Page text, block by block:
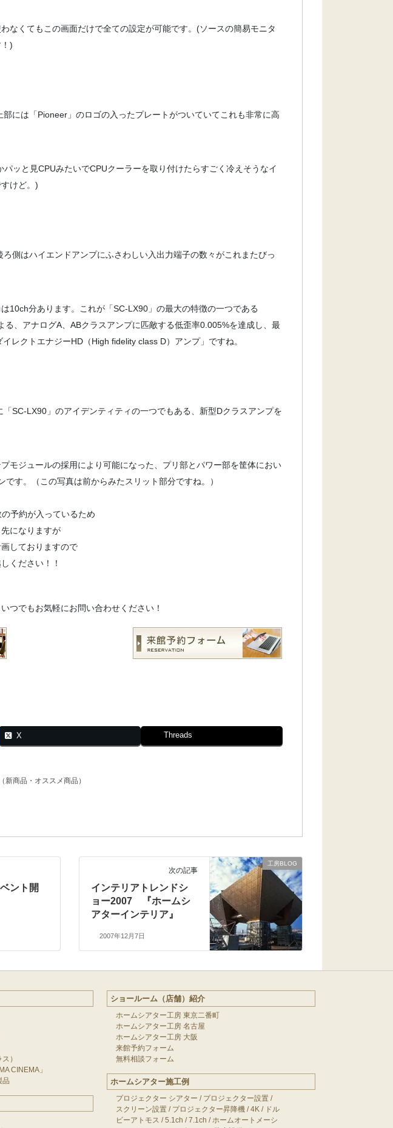
なくてもこの画面だけで全ての設定が可能です。(ソースの簡易モニタ
)
部には「Pioneer」のロゴの入ったプレートがついていてこれも非常に高
ッと見CPUみたいでCPUクーラーを取り付けたらすごく冷えそうなイ
けど。)
ろ側はハイエンドアンプにふさわしい入出力端子の数々がこれまたびっ
10ch分あります。これが「SC-LX90」の最大の特徴の一つである
る、アナログA、ABクラスアンプに匹敵する低歪率0.005%を達成し、最
レクトエナジーHD（High fidelity class D）アンプ」ですね。
「SC-LX90」のアイデンティティの一つでもある、新型Dクラスアンプを
モジュールの採用により可能になった、プリ部とパワー部を筐体におい
す。（この写真は前からみたスリット部分ですね。）
予約が入っているため
になりますが
しておりますので
ください！！
つでもお気軽にお問い合わせください！
X Threads
新商品・オススメ商品）
ント開
工房BLOG
次の記事
インテリアトレンドシ
ョー2007 『ホームシ
アターインテリア』
2007年12月7日
）
CINEMA」
品
ショールーム（店舗）紹介
ホームシアター工房 東京二番町
ホームシアター工房 名古屋
ホームシアター工房 大阪
来館予約フォーム
無料相談フォーム
ホームシアター施工例
プロジェクター シアター / プロジェクター設置/
スクリーン設置/ プロジェクター昇降機/4K/ ドル
ビーアトモス /5.1ch /7.1ch /ホームオートメーシ